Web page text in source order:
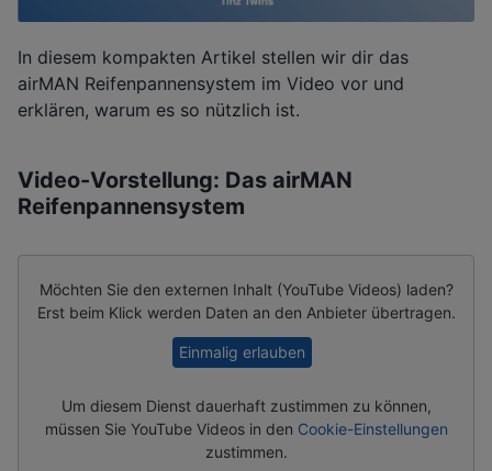
In diesem kompakten Artikel stellen wir dir das
airMAN Reifenpannensystem im Video vor und
erklären, warum es so nützlich ist.
Video-Vorstellung: Das airMAN
Reifenpannensystem
Möchten Sie den externen Inhalt (YouTube Videos) laden?
Erst beim Klick werden Daten an den Anbieter übertragen.
Einmalig erlauben
Um diesem Dienst dauerhaft zustimmen zu können,
müssen Sie YouTube Videosin den Cookie-Einstellungen
zustimmen.